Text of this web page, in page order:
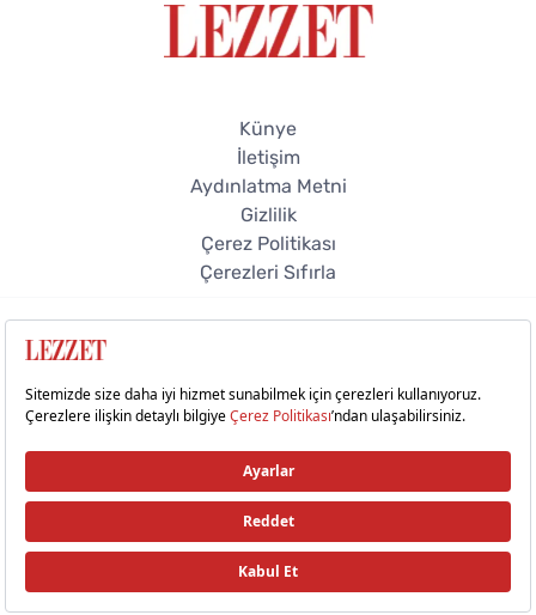
Künye
İletişim
Aydınlatma Metni
Gizlilik
Çerez Politikası
Çerezleri Sıfırla
© 2026 Lezzet Online. Tüm hakları saklıdır.